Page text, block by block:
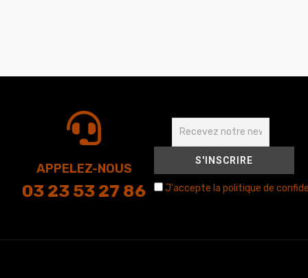
APPELEZ-NOUS
03 23 53 27 86 J'accepte la politique de